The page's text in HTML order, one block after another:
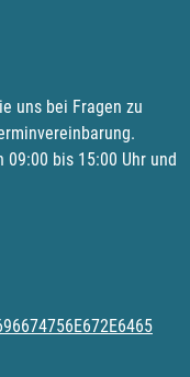
uns bei Fragen zu
bis 15:00 Uhr und